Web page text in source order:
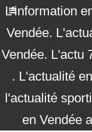
L'information
Vendée.
Vendée. L'actu
. L'actualité
l'actualité
en Vendée